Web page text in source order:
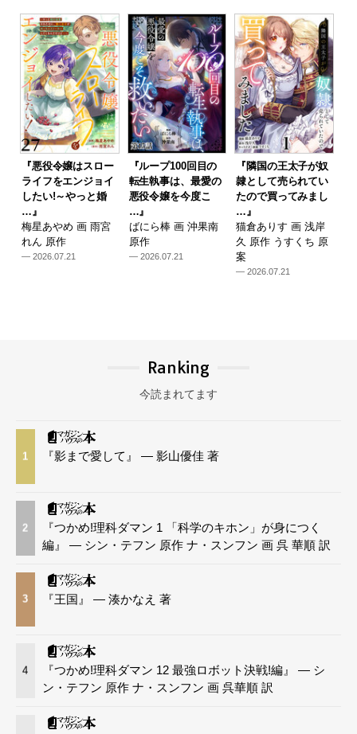
『悪役令嬢はスロー
ライフをエンジョイ
したい!～やっと婚
…』
梅星あやめ 画 雨宮
れん 原作
— 2026.07.21
『ループ100回目の
転生執事は、最愛の
悪役令嬢を今度こ
…』
ばにら棒 画 沖果南
原作
— 2026.07.21
『隣国の王太子が奴
隷として売られてい
たので買ってみまし
…』
猫倉ありす 画 浅岸
久 原作 うすくち 原
案
— 2026.07.21
Ranking
今読まれてます
1 『影まで愛して』 — 影山優佳 著
2
『つかめ!理科ダマン 1 「科学のキホン」が身につく
編』 — シン・テフン 原作 ナ・スンフン 画 呉 華順 訳
3 『王国』 — 湊かなえ 著
4
『つかめ!理科ダマン 12 最強ロボット決戦!編』 — シ
ン・テフン 原作 ナ・スンフン 画 呉華順 訳